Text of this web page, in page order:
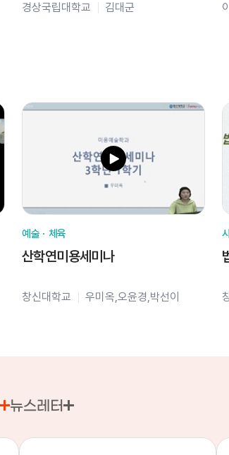
경상국립대학교 김대군
예술ㆍ체육
산학연미용세미나
창신대학교 우미옥,오윤경,박선이
뉴스레터